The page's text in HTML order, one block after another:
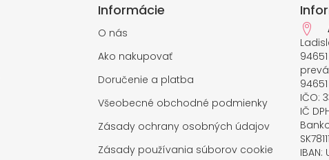
Informácie
O nás
Ako nakupovať
Doručenie a platba
Všeobecné obchodné podmienky
Zásady ochrany osobných údajov
Zásady používania súborov cookie
IČO:
IČ
IBAN: